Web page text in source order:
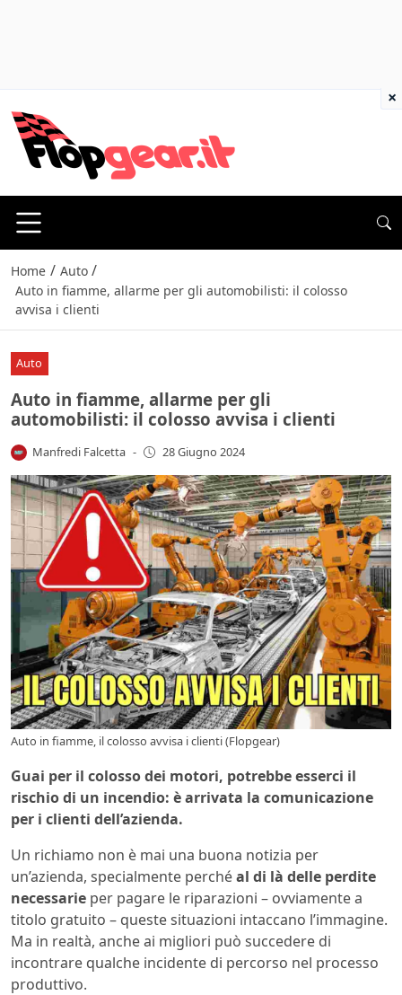
Home / Auto /
Auto in fiamme, allarme per gli automobilisti: il colosso
avvisa i clienti
Auto
Auto in fiamme, allarme per gli
automobilisti: il colosso avvisa i clienti
Manfredi Falcetta - 28 Giugno 2024
Auto in fiamme, il colosso avvisa i clienti (Flopgear)
Guai per il colosso dei motori, potrebbe esserci il
rischio di un incendio: è arrivata la comunicazione
per i clienti dell’azienda.
Un richiamo non è mai una buona notizia per
un’azienda, specialmente perchéal di là delle perdite
necessarie per pagare le riparazioni – ovviamente a
titolo gratuito – queste situazioni intaccano l’immagine.
Ma in realtà, anche ai migliori può succedere di
incontrare qualche incidente di percorso nel processo
produttivo.
×